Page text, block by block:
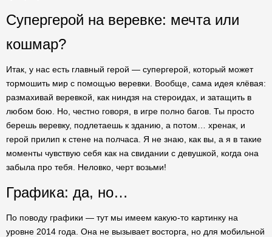
Супергерой на веревке: мечта или
кошмар?
Итак, у нас есть главный герой — супергерой, который может
тормошить мир с помощью веревки. Вообще, сама идея клёвая:
размахивай веревкой, как ниндзя на стероидах, и затащить в
любом бою. Но, честно говоря, в игре полно багов. Ты просто
берешь веревку, подлетаешь к зданию, а потом… хренак, и
герой прилип к стене на полчаса. Я не знаю, как вы, а я в такие
моменты чувствую себя как на свидании с девушкой, когда она
забыла про тебя. Неловко, черт возьми!
Графика: да, но…
По поводу графики — тут мы имеем какую-то картинку на
уровне 2014 года. Она не вызывает восторга, но для мобильной